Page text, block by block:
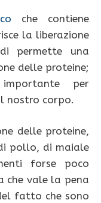
che contiene
la liberazione
permette una
delle proteine;
per
nostro corpo.
delle proteine,
pollo, di maiale
forse poco
che vale la pena
fatto che sono